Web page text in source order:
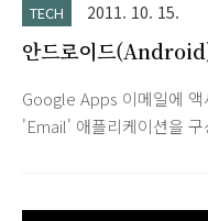
TECH 2011. 10. 15.
안드로이드
Google Apps 이메일에
'Email' 애플리케이션을
서 다음을 선택하여 설정